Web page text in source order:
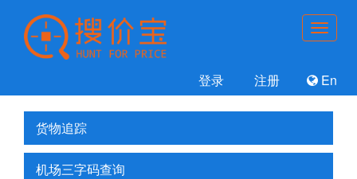
登录 注册 En
货物追踪
机场三字码查询